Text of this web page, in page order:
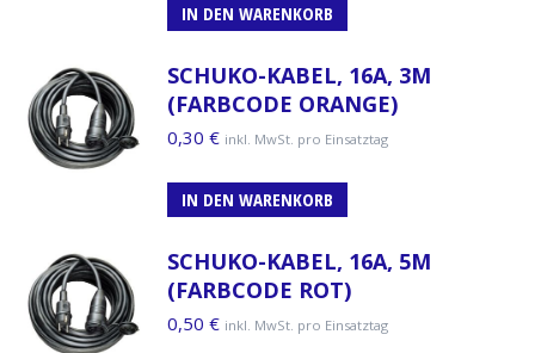
IN DEN WARENKORB
SCHUKO-KABEL, 16A, 3M
(FARBCODE ORANGE)
0,30 € inkl. MwSt. pro Einsatztag
IN DEN WARENKORB
SCHUKO-KABEL, 16A, 5M
(FARBCODE ROT)
0,50 € inkl. MwSt. pro Einsatztag